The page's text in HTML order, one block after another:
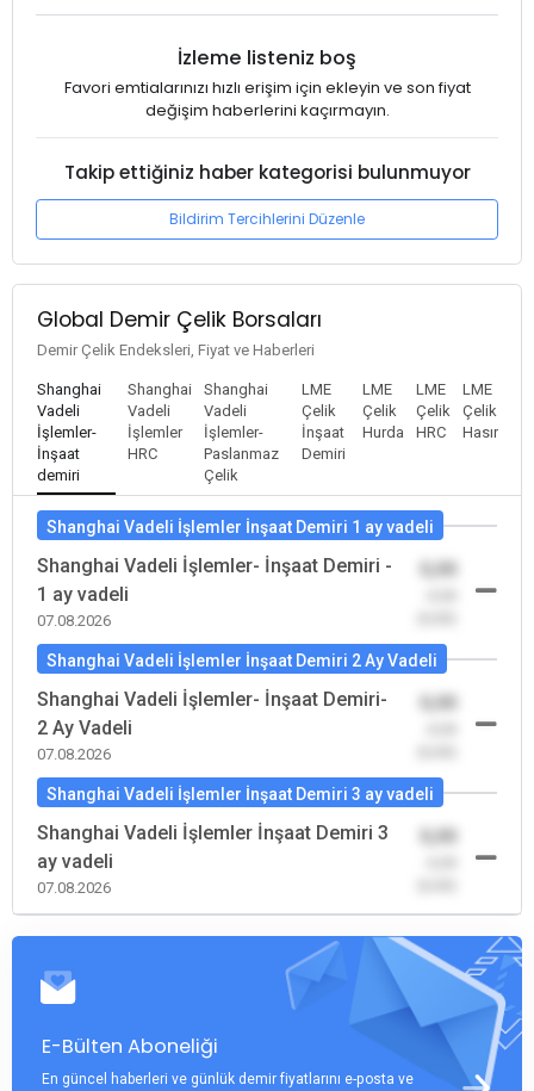
İzleme listeniz boş
Favori emtialarınızı hızlı erişim için ekleyin ve son fiyat
değişim haberlerini kaçırmayın.
Takip ettiğiniz haber kategorisi bulunmuyor
Bildirim Tercihlerini Düzenle
Global Demir Çelik Borsaları
Demir Çelik Endeksleri, Fiyat ve Haberleri
Shanghai
Vadeli
İşlemler-
İnşaat
demiri
Shanghai
Vadeli
İşlemler
HRC
Shanghai
Vadeli
İşlemler-
Paslanmaz
Çelik
LME
Çelik
İnşaat
Demiri
LME
Çelik
Hurda
LME
Çelik
HRC
LME
Çelik
Hasır
Shanghai Vadeli İşlemler İnşaat Demiri 1 ay vadeli
Shanghai Vadeli İşlemler- İnşaat Demiri -
1 ay vadeli
07.08.2026
0,00
Shanghai Vadeli İşlemler İnşaat Demiri 2 Ay Vadeli
Shanghai Vadeli İşlemler- İnşaat Demiri-
2 Ay Vadeli
07.08.2026
0,00
Shanghai Vadeli İşlemler İnşaat Demiri 3 ay vadeli
Shanghai Vadeli İşlemler İnşaat Demiri 3
ay vadeli
07.08.2026
0,00
E-Bülten Aboneliği
En güncel haberleri ve günlük demir fiyatlarını e-posta ve